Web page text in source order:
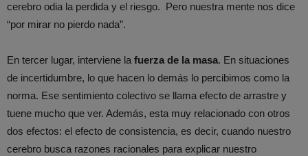
cerebro odia la perdida y el riesgo. Pero nuestra mente nos dice
“por mirar no pierdo nada”.
En tercer lugar, interviene la fuerza de la masa. En situaciones
de incertidumbre, lo que hacen lo demás lo percibimos como la
norma. Ese sentimiento colectivo se llama efecto de arrastre y
tuene mucho que ver. Además, esta muy relacionado con otros
dos efectos: el efecto de consistencia, es decir, cuando nuestro
cerebro busca razones racionales para explicar nuestro